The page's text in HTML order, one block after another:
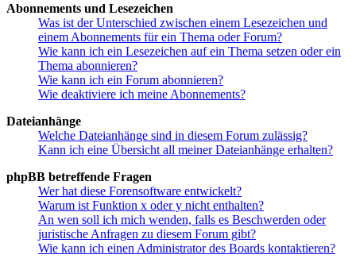
Abonnements und Lesezeichen
Was ist der Unterschied zwischen einem Lesezeichen und
einem Abonnements für ein Thema oder Forum?
Wie kann ich ein Lesezeichen auf ein Thema setzen oder ein
Thema abonnieren?
Wie kann ich ein Forum abonnieren?
Wie deaktiviere ich meine Abonnements?
Dateianhänge
Welche Dateianhänge sind in diesem Forum zulässig?
Kann ich eine Übersicht all meiner Dateianhänge erhalten?
phpBB betreffende Fragen
Wer hat diese Forensoftware entwickelt?
Warum ist Funktion x oder y nicht enthalten?
An wen soll ich mich wenden, falls es Beschwerden oder
juristische Anfragen zu diesem Forum gibt?
Wie kann ich einen Administrator des Boards kontaktieren?